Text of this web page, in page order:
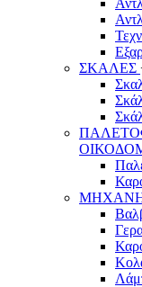
ΣΚΑΛΕΣ